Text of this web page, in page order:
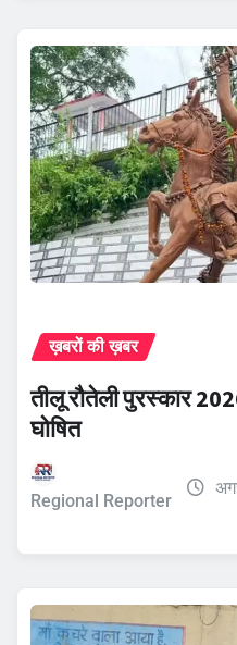
ख़बरों की ख़बर
तीलू रौतेली पुरस्कार
घोषित
Regional Reporter